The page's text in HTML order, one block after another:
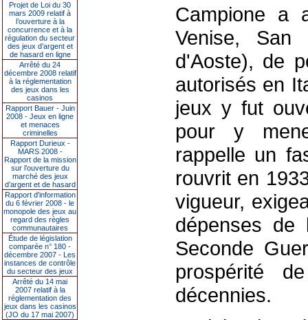
Projet de Loi du 30
mars 2009 relatif à
l’ouverture à la
concurrence et à la
régulation du secteur
des jeux d’argent et
de hasard en ligne
Arrêté du 24
décembre 2008 relatif
à la réglementation
des jeux dans les
casinos
Rapport Bauer - Juin
2008 - Jeux en ligne
et menaces
criminelles
Rapport Durieux -
MARS 2008 -
Rapport de la mission
sur l’ouverture du
marché des jeux
d’argent et de hasard
Rapport d'information
du 6 février 2008 - le
monopole des jeux au
regard des règles
communautaires
Étude de législation
comparée n° 180 -
décembre 2007 - Les
instances de contrôle
du secteur des jeux
Arrêté du 14 mai
2007 relatif à la
réglementation des
jeux dans les casinos
(JO du 17 mai 2007)
Campione a
Venise, San
d'Aoste), de
autorisés en
jeux y fut
pour y
rappelle un
rouvrit en
vigueur,
dépenses de
Seconde
prospérité
décennies.